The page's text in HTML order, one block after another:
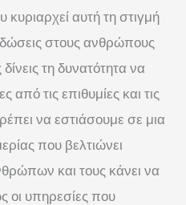
κυριαρχεί αυτή τη στιγμή
δώσεις στους ανθρώπους
τη δυνατότητα να
από τις επιθυμίες και τις
να εστιάσουμε σε μια
που βελτιώνει
και τους κάνει να
οι υπηρεσίες που